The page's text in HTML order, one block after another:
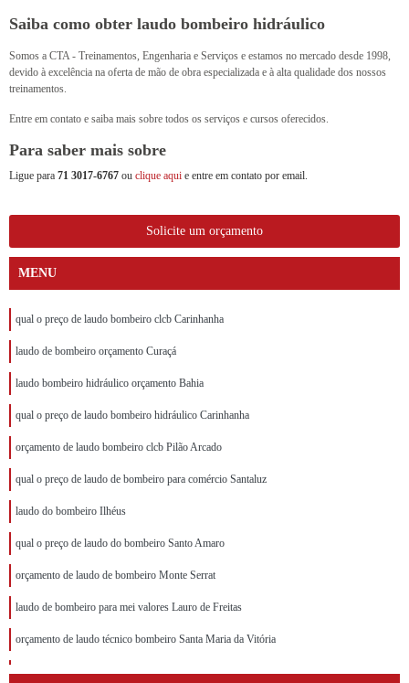
Saiba como obter laudo bombeiro hidráulico
Somos a CTA - Treinamentos, Engenharia e Serviços e estamos no mercado desde 1998,
devido à excelência na oferta de mão de obra especializada e à alta qualidade dos nossos
treinamentos.
Entre em contato e saiba mais sobre todos os serviços e cursos oferecidos.
Para saber mais sobre
Ligue para 71 3017-6767 ou clique aqui e entre em contato por email.
Solicite um orçamento
MENU
qual o preço de laudo bombeiro clcb Carinhanha
laudo de bombeiro orçamento Curaçá
laudo bombeiro hidráulico orçamento Bahia
qual o preço de laudo bombeiro hidráulico Carinhanha
orçamento de laudo bombeiro clcb Pilão Arcado
qual o preço de laudo de bombeiro para comércio Santaluz
laudo do bombeiro Ilhéus
qual o preço de laudo do bombeiro Santo Amaro
orçamento de laudo de bombeiro Monte Serrat
laudo de bombeiro para mei valores Lauro de Freitas
orçamento de laudo técnico bombeiro Santa Maria da Vitória
qual o preço de laudo de bombeiro Jeremoabo